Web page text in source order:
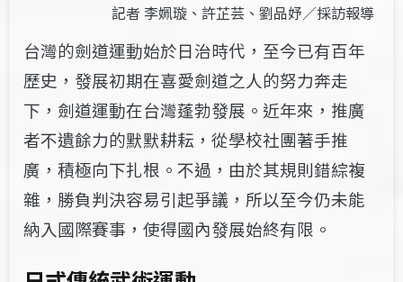
記者 李姵璇、許芷芸、劉品妤／採訪報導
台灣的劍道運動始於日治時代，至今已有百年
歷史，發展初期在喜愛劍道之人的努力奔走
下，劍道運動在台灣蓬勃發展。近年來，推廣
者不遺餘力的默默耕耘，從學校社團著手推
廣，積極向下扎根。不過，由於其規則錯綜複
雜，勝負判決容易引起爭議，所以至今仍未能
納入國際賽事，使得國內發展始終有限。